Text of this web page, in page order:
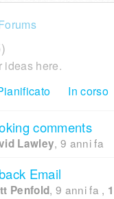
ideas here.
In corso
comments
Lawley, 9 anni fa
Email
Penfold, 9 anni fa ,